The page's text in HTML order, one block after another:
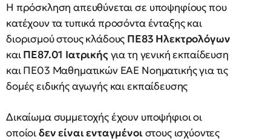
Η πρόσκληση απευθύνεται σε υποψηφίους που
κατέχουν τα τυπικά προσόντα ένταξης και
διορισμού στους κλάδους ΠΕ83 Ηλεκτρολόγων
καιΠΕ87.01 Ιατρικήςγια τη γενική εκπαίδευση
και ΠΕ03 Μαθηματικών ΕΑΕ Νοηματικής για τις
δομές ειδικής αγωγής και εκπαίδευσης
Δικαίωμα συμμετοχής έχουν υποψήφιοι οι
οποίοιδεν είναι ενταγμένοιστους ισχύοντες